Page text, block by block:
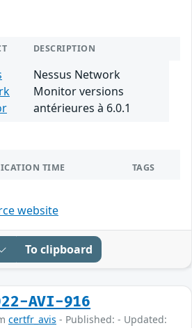
DESCRIPTION
Nessus Network
Monitor versions
antérieures à 6.0.1
TIME TAGS
website
To clipboard
AVI-916
certfr_avis - Published: - Updated: